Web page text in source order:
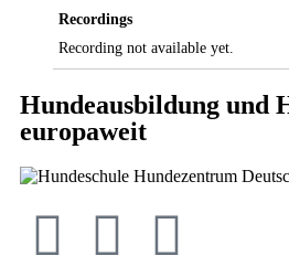
Recordings
Recording not available yet.
Hundeausbildung und
europaweit